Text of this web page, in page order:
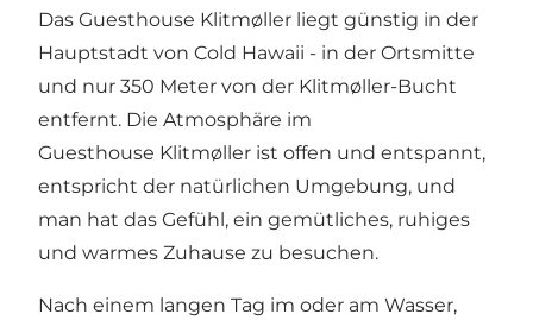
Das Guesthouse Klitmøller liegt günstig in der
Hauptstadt von Cold Hawaii - in der Ortsmitte
und nur 350 Meter von der Klitmøller-Bucht
entfernt. Die Atmosphäre im
Guesthouse Klitmøller ist offen und entspannt,
entspricht der natürlichen Umgebung, und
man hat das Gefühl, ein gemütliches, ruhiges
und warmes Zuhause zu besuchen.
Nach einem langen Tag im oder am Wasser,